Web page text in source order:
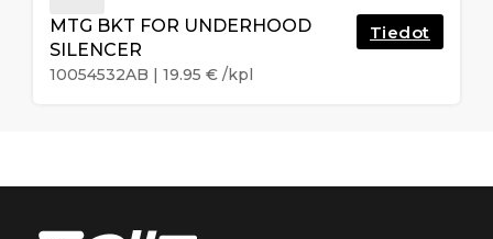
MTG BKT FOR UNDERHOOD
SILENCER
10054532AB | 19.95 € /kpl
Tiedot